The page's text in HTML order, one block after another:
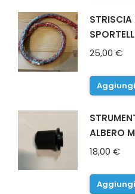
STRISCIA
25,00 €
ALBERO
18,00 €